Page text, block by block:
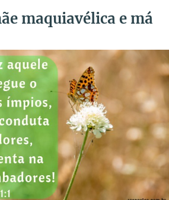
maquiavélica e má